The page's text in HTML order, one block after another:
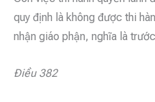
quy định là không được thi
nhận giáo phận, nghĩa là
Điều 382